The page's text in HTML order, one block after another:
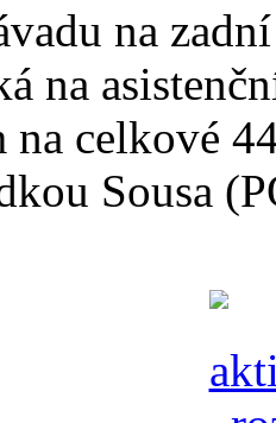
na
na
na celkové
Sousa